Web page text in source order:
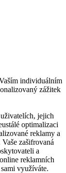
individuálním
zážitek
jejich
optimalizaci
reklamy a
zašifrovaná
a
reklamních
využíváte.